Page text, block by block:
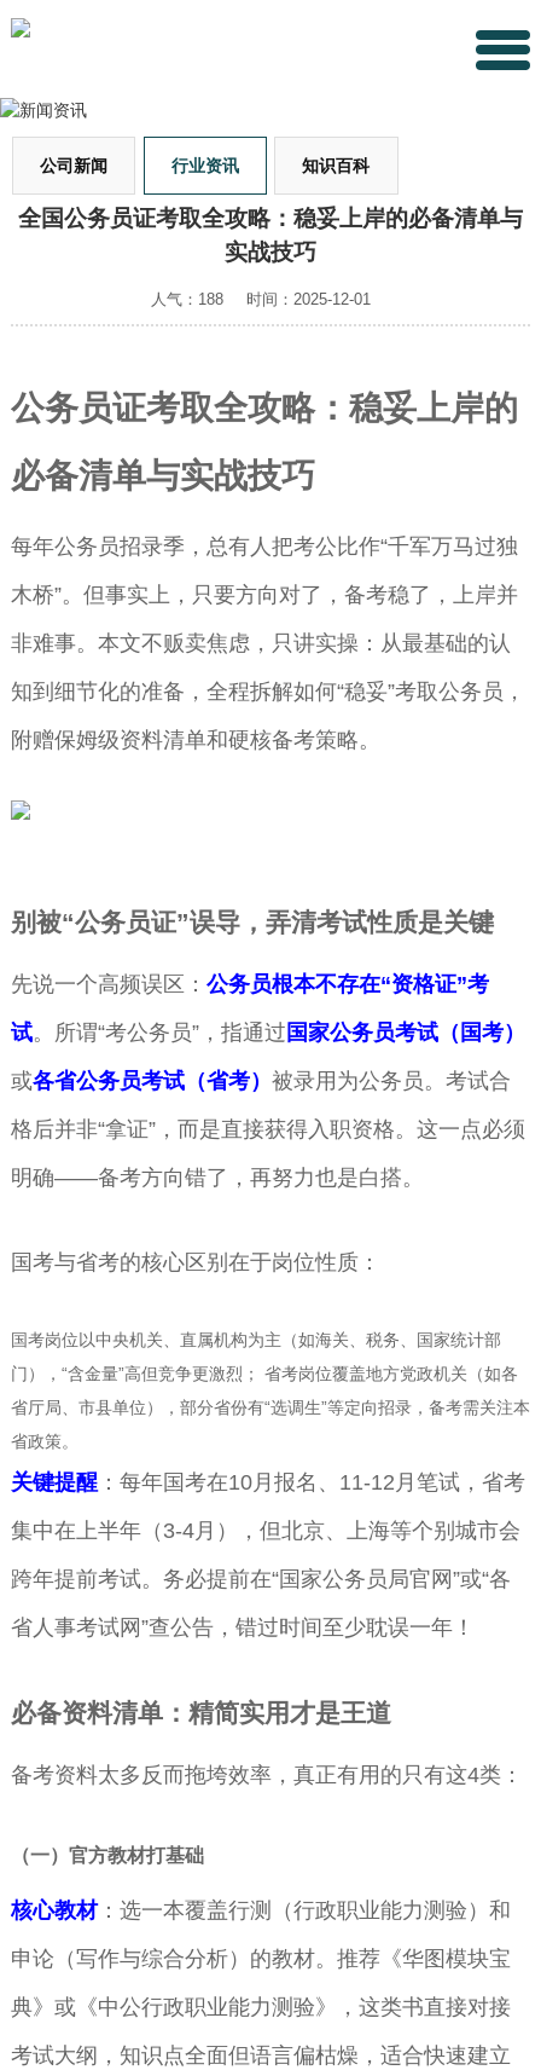
公司新闻 行业资讯 知识百科
全国公务员证考取全攻略：稳妥上岸的必备清单与
实战技巧
人气：188 时间：2025-12-01
公务员证考取全攻略：稳妥上岸的
必备清单与实战技巧
每年公务员招录季，总有人把考公比作“千军万马过独
木桥”。但事实上，只要方向对了，备考稳了，上岸并
非难事。本文不贩卖焦虑，只讲实操：从最基础的认
知到细节化的准备，全程拆解如何“稳妥”考取公务员，
附赠保姆级资料清单和硬核备考策略。
别被“公务员证”误导，弄清考试性质是关键
先说一个高频误区： 公务员根本不存在“资格证”考
试。所谓“考公务员”，指通过 国家公务员考试（国考）
或各省公务员考试（省考） 被录用为公务员。考试合
格后并非“拿证”，而是直接获得入职资格。这一点必须
明确——备考方向错了，再努力也是白搭。
国考与省考的核心区别在于岗位性质：
国考岗位以中央机关、直属机构为主（如海关、税务、国家统计部
门），“含金量”高但竞争更激烈； 省考岗位覆盖地方党政机关（如各
省厅局、市县单位），部分省份有“选调生”等定向招录，备考需关注本
省政策。
关键提醒：每年国考在10月报名、11-12月笔试，省考
集中在上半年（3-4月），但北京、上海等个别城市会
跨年提前考试。务必提前在“国家公务员局官网”或“各
省人事考试网”查公告，错过时间至少耽误一年！
必备资料清单：精简实用才是王道
备考资料太多反而拖垮效率，真正有用的只有这4类：
（一）官方教材打基础
核心教材：选一本覆盖行测（行政职业能力测验）和
申论（写作与综合分析）的教材。推荐《华图模块宝
典》或《中公行政职业能力测验》，这类书直接对接
考试大纲，知识点全面但语言偏枯燥，适合快速建立